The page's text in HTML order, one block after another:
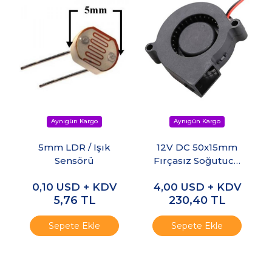
5mm LDR / Işık
Sensörü
0,10 USD + KDV
5,76 TL
Sepete Ekle
12V DC 50x15mm
Fırçasız Soğutucu
4,00 USD + KDV
230,40 TL
Sepete Ekle